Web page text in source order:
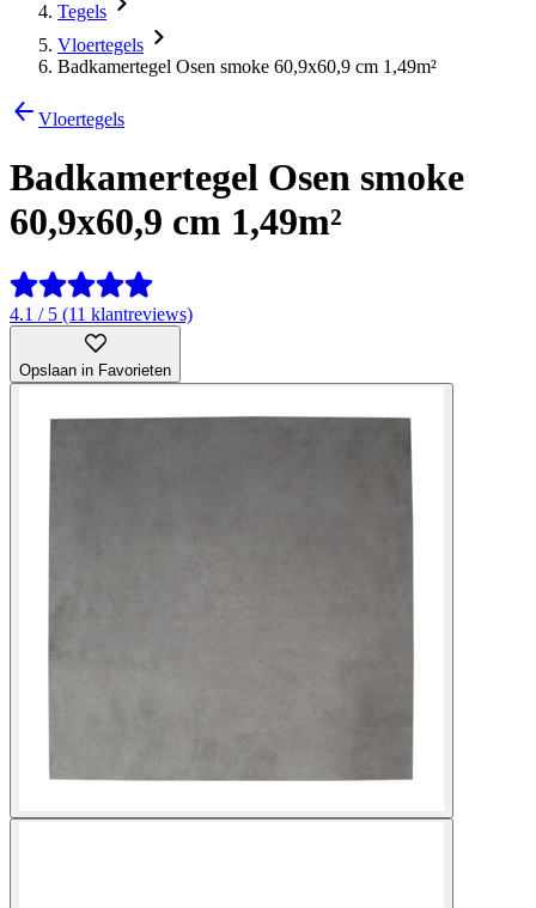
Tegels
Vloertegels
Badkamertegel Osen smoke 60,9x60,9 cm 1,49m²
Vloertegels
Badkamertegel Osen smoke
60,9x60,9 cm 1,49m²
4.1 / 5 (11 klantreviews)
Opslaan in Favorieten